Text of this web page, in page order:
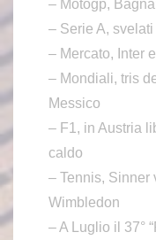
– Motogp,
– Serie A,
– Mercato, Inter
– Mondiali, tris
Messico
– F1, in Austria
caldo
– Tennis, Sinner
Wimbledon
– A Luglio il 37°